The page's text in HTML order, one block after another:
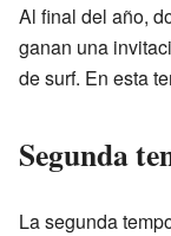
Al final del año,
ganan una
de surf. En esta
Segunda
La segunda